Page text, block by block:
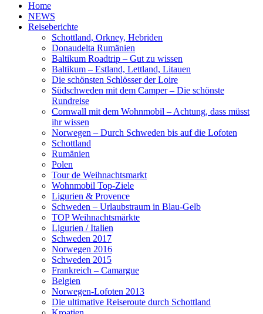
Home
NEWS
Reiseberichte
Schottland, Orkney, Hebriden
Donaudelta Rumänien
Baltikum Roadtrip – Gut zu wissen
Baltikum – Estland, Lettland, Litauen
Die schönsten Schlösser der Loire
Südschweden mit dem Camper – Die schönste
Rundreise
Cornwall mit dem Wohnmobil – Achtung, dass müsst
ihr wissen
Norwegen – Durch Schweden bis auf die Lofoten
Schottland
Rumänien
Polen
Tour de Weihnachtsmarkt
Wohnmobil Top-Ziele
Ligurien & Provence
Schweden – Urlaubstraum in Blau-Gelb
TOP Weihnachtsmärkte
Ligurien / Italien
Schweden 2017
Norwegen 2016
Schweden 2015
Frankreich – Camargue
Belgien
Norwegen-Lofoten 2013
Die ultimative Reiseroute durch Schottland